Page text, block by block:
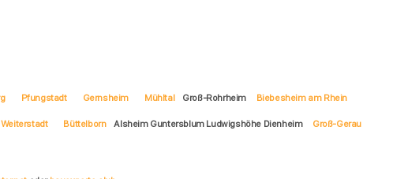
Pfungstadt Gernsheim Mühltal Groß-Rohrheim Biebesheim am Rhein
Weiterstadt Büttelborn Alsheim Guntersblum Ludwigshöhe Dienheim Groß-Gerau